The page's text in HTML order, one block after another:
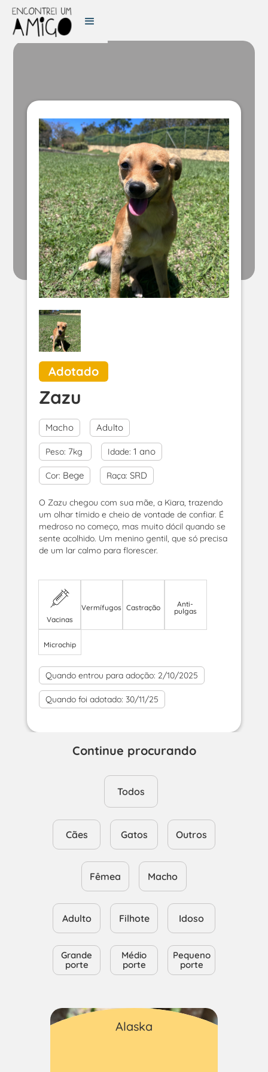
Adotado
Zazu
Macho Adulto
Peso: 7kg Idade: 1 ano
Cor: Bege Raça: SRD
O Zazu chegou com sua mãe, a Kiara, trazendo
um olhar tímido e cheio de vontade de confiar. É
medroso no começo, mas muito dócil quando se
sente acolhido. Um menino gentil, que só precisa
de um lar calmo para florescer.
Vacinas
Vermífugos Castração
Anti-
pulgas
Microchip
Quando entrou para adoção: 2/10/2025
Quando foi adotado: 30/11/25
Continue procurando
Todos
Cães Gatos Outros
Fêmea Macho
Adulto Filhote Idoso
Grande
porte
Médio
porte
Pequeno
porte
Gatos
Macho
Alaska